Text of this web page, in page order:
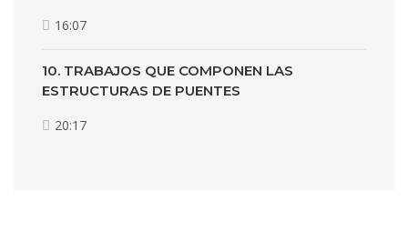
16:07
10. TRABAJOS QUE COMPONEN LAS
ESTRUCTURAS DE PUENTES
20:17